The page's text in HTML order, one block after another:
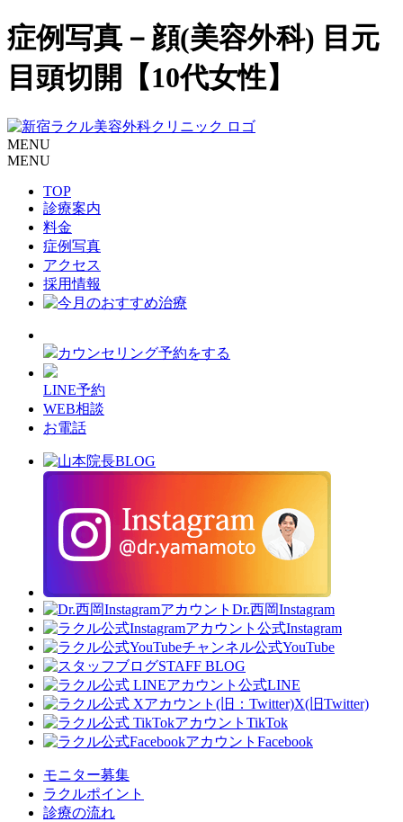
症例写真－顔(美容外科) 目元
目頭切開【10代女性】
MENU
MENU
TOP
診療案内
料金
症例写真
アクセス
採用情報
カウンセリング予約をする
LINE予約
WEB相談
お電話
Dr.西岡Instagram
公式Instagram
公式YouTube
STAFF BLOG
公式LINE
X(旧Twitter)
TikTok
Facebook
モニター募集
ラクルポイント
診療の流れ